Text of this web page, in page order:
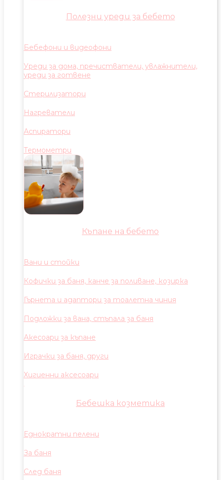
Полезни уреди за бебето
Бебефони и видеофони
Уреди за дома, пречистватели, увлажнители,
уреди за готвене
Стерилизатори
Нагреватели
Аспиратори
Термометри
Къпане на бебето
Вани и стойки
Кофички за баня, канче за поливане, козирка
Гърнета и адаптори за тоалетна чиния
Подложки за вана, стъпала за баня
Акесоари за къпане
Играчки за баня, други
Хигиенни аксесоари
Бебешка козметика
Еднократни пелени
За баня
След баня